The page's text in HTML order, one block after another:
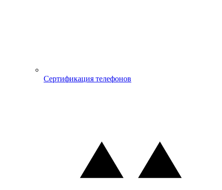
Сертификация телефонов